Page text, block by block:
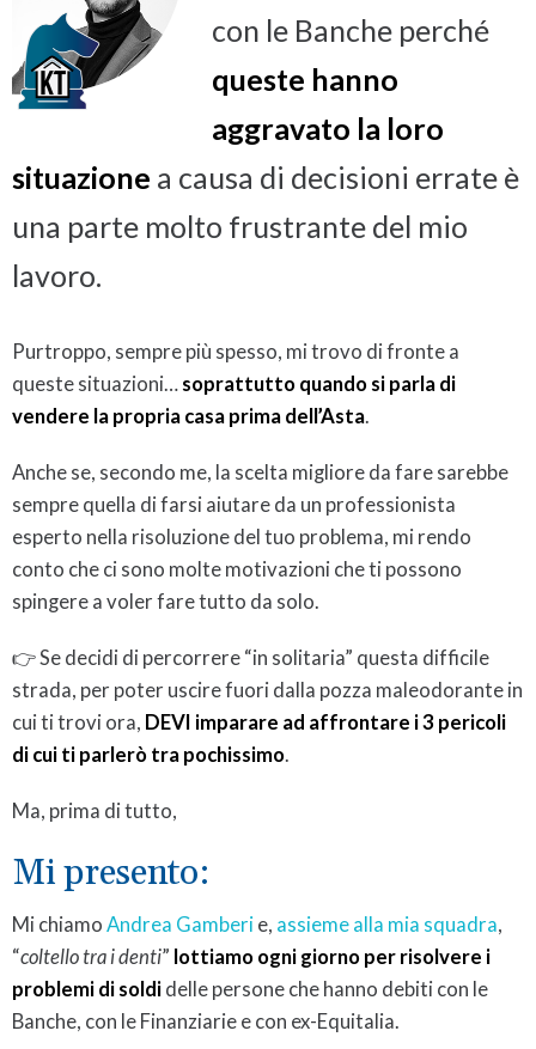
con le Banche perché
queste hanno
aggravato la loro
situazione a causa di decisioni errate è
una parte molto frustrante del mio
lavoro.
Purtroppo, sempre più spesso, mi trovo di fronte a
queste situazioni… soprattutto quando si parla di
vendere la propria casa prima dell’Asta.
Anche se, secondo me, la scelta migliore da fare sarebbe
sempre quella di farsi aiutare da un professionista
esperto nella risoluzione del tuo problema, mi rendo
conto che ci sono molte motivazioni che ti possono
spingere a voler fare tutto da solo.
👉 Se decidi di percorrere “in solitaria” questa difficile
strada, per poter uscire fuori dalla pozza maleodorante in
cui ti trovi ora, DEVI imparare ad affrontare i 3 pericoli
di cui ti parlerò tra pochissimo.
Ma, prima di tutto,
Mi presento:
Mi chiamo Andrea Gamberi e, assieme alla mia squadra,
“coltello tra i denti” lottiamo ogni giorno per risolvere i
problemi di soldi delle persone che hanno debiti con le
Banche, con le Finanziarie e con ex-Equitalia.